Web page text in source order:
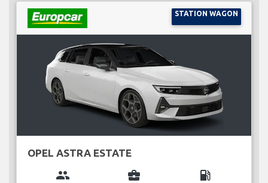
STATION WAGON
OPEL ASTRA ESTATE
group business_center local_gas_station